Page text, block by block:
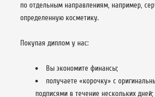
по отдельным направлениям, например,
определенную косметику.
Покупая диплом у нас:
Вы экономите финансы;
получаете «корочку» с
подписями в течение нескольких дней;